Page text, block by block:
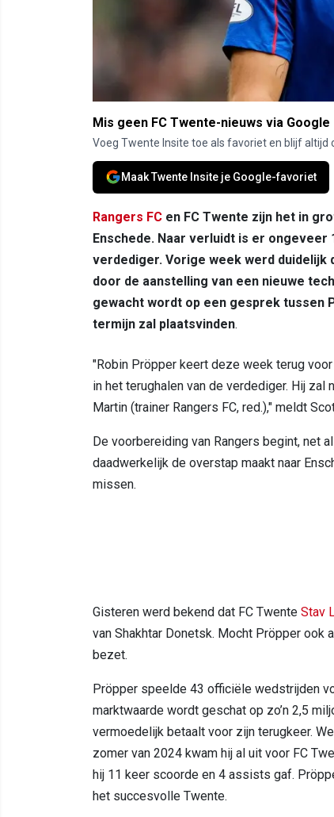
Mis geen FC Twente-nieuws via Google
Voeg Twente Insite toe als favoriet en blijf altijd
Maak Twente Insite je Google-favoriet
Rangers FC en FC Twente zijn het in
Enschede. Naar verluidt is er
verdediger. Vorige week werd duidelijk
door de aanstelling van een nieuwe
gewacht wordt op een gesprek tussen
termijn zal plaatsvinden.
"Robin Pröpper keert deze week terug
in het terughalen van de verdediger. Hij
Martin (trainer Rangers FC, red.)," meldt
De voorbereiding van Rangers begint, net
daadwerkelijk de overstap maakt naar
missen.
Gisteren werd bekend dat FC Twente Stav
van Shakhtar Donetsk. Mocht Pröpper ook
bezet.
Pröpper speelde 43 officiële wedstrijden
marktwaarde wordt geschat op zo’n 2,5
vermoedelijk betaalt voor zijn terugkeer.
zomer van 2024 kwam hij al uit voor FC
hij 11 keer scoorde en 4 assists gaf.
het succesvolle Twente.